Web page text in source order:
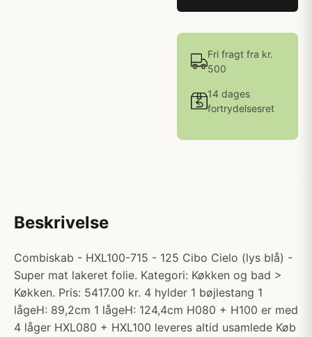
Fri fragt fra kr.
500
14 dages
fortrydelsesret
Beskrivelse
Combiskab - HXL100-715 - 125 Cibo Cielo (lys blå) -
Super mat lakeret folie. Kategori: Køkken og bad >
Køkken. Pris: 5417.00 kr. 4 hylder 1 bøjlestang 1
lågeH: 89,2cm 1 lågeH: 124,4cm H080 + H100 er med
4 låger HXL080 + HXL100 leveres altid usamlede Køb